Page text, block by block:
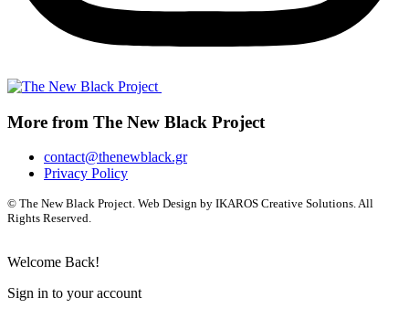
More from The New Black Project
contact@thenewblack.gr
Privacy Policy
© The New Black Project. Web Design by IKAROS Creative Solutions. All
Rights Reserved.
Welcome Back!
Sign in to your account